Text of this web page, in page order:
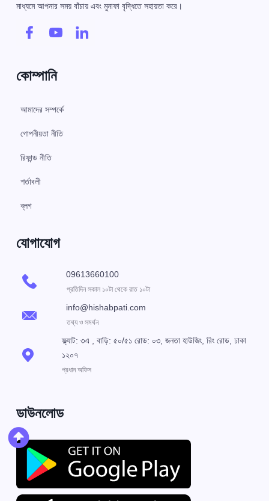
মাধ্যমে আপনার সময় বাঁচায় এবং মুনাফা বৃদ্ধিতে সহায়তা করে।
কোম্পানি
আমাদের সম্পর্কে
গোপনীয়তা নীতি
রিফান্ড নীতি
শর্তাবলী
ব্লগ
যোগাযোগ
09613660100
প্রতিদিন সকাল ১০টা থেকে রাত ১০টা
info@hishabpati.com
তথ্য ও সমর্থন
ফ্ল্যাট: ৩এ , বাড়ি: ৫০/৫১ রোড: ০৩, জনতা হাউজিং, রিং রোড, ঢাকা
১২০৭
প্রধান অফিস
ডাউনলোড